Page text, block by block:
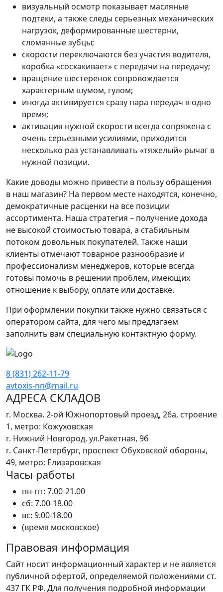
визуальный осмотр показывает масляные
подтеки, а также следы серьезных механических
нагрузок, деформированные шестерни,
сломанные зубцы;
скорости переключаются без участия водителя,
коробка «соскакивает» с передачи на передачу;
вращение шестеренок сопровождается
характерным шумом, гулом;
иногда активируется сразу пара передач в одно
время;
активация нужной скорости всегда сопряжена с
очень серьезными усилиями, приходится
несколько раз устанавливать «тяжелый» рычаг в
нужной позиции.
Какие доводы можно привести в пользу обращения
в наш магазин? На первом месте находятся, конечно,
демократичные расценки на все позиции
ассортимента. Наша стратегия – получение дохода
не высокой стоимостью товара, а стабильным
потоком довольных покупателей. Также наши
клиенты отмечают товарное разнообразие и
профессионализм менеджеров, которые всегда
готовы помочь в решении проблем, имеющих
отношение к выбору, оплате или доставке.
При оформлении покупки также нужно связаться с
оператором сайта, для чего мы предлагаем
заполнить вам специальную контактную форму.
8 (831) 262-11-79
avtoxis-nn@mail.ru
АДРЕСА СКЛАДОВ
г. Москва, 2-ой Южнопортовый проезд, 26а, строение
1, метро: Кожуховская
г. Нижний Новгород, ул.Ракетная, 9б
г. Санкт-Петербург, проспект Обуховской обороны,
49, метро: Елизаровская
Часы работы
пн-пт: 7.00-21.00
сб: 7.00-18.00
вс: 9.00-18.00
(время московское)
Правовая информация
Сайт носит информационный характер и не является
публичной офертой, определяемой положениями ст.
437 ГК РФ. Для получения подробной информации